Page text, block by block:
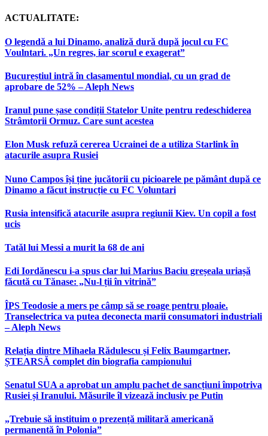
ACTUALITATE:
O legendă a lui Dinamo, analiză dură după jocul cu FC
Voulntari. „Un regres, iar scorul e exagerat”
Bucureștiul intră în clasamentul mondial, cu un grad de
aprobare de 52% – Aleph News
Iranul pune șase condiții Statelor Unite pentru redeschiderea
Strâmtorii Ormuz. Care sunt acestea
Elon Musk refuză cererea Ucrainei de a utiliza Starlink în
atacurile asupra Rusiei
Nuno Campos își ține jucătorii cu picioarele pe pământ după ce
Dinamo a făcut instrucție cu FC Voluntari
Rusia intensifică atacurile asupra regiunii Kiev. Un copil a fost
ucis
Tatăl lui Messi a murit la 68 de ani
Edi Iordănescu i-a spus clar lui Marius Baciu greșeala uriașă
făcută cu Tănase: „Nu-l ții în vitrină”
ÎPS Teodosie a mers pe câmp să se roage pentru ploaie.
Transelectrica va putea deconecta marii consumatori industriali
– Aleph News
Relația dintre Mihaela Rădulescu și Felix Baumgartner,
ȘTEARSĂ complet din biografia campionului
Senatul SUA a aprobat un amplu pachet de sancțiuni împotriva
Rusiei și Iranului. Măsurile îl vizează inclusiv pe Putin
„Trebuie să instituim o prezență militară americană
permanentă în Polonia”